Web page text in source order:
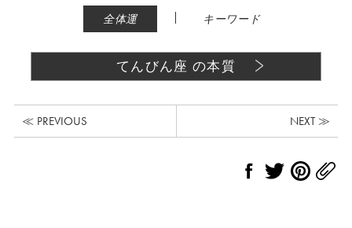
全体運 | キーワード
てんびん座 の本質
≪ PREVIOUS NEXT ≫